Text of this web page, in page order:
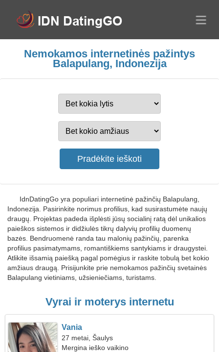
Nemokamos internetinės pažintys
Balapulang, Indonezija
IdnDatingGo yra populiari internetinė pažinčių Balapulang,
Indonezija. Pasirinkite norimus profilius, kad susirastumėte naujų
draugų. Projektas padeda išplėsti jūsų socialinį ratą dėl unikalios
paieškos sistemos ir didžiulės tikrų dalyvių profilių duomenų
bazės. Bendruomenė randa tau malonių pažinčių, parenka
profilius pasimatymams, romantiškiems santykiams ir draugystei.
Atlikite išsamią paiešką pagal pomėgius ir raskite tobulą bet kokio
amžiaus draugą. Prisijunkite prie nemokamos pažinčių svetainės
Balapulang vietiniams, užsieniečiams, turistams.
Vyrai ir moterys internetu
Vania
27 metai, Šaulys
Mergina ieško vaikino